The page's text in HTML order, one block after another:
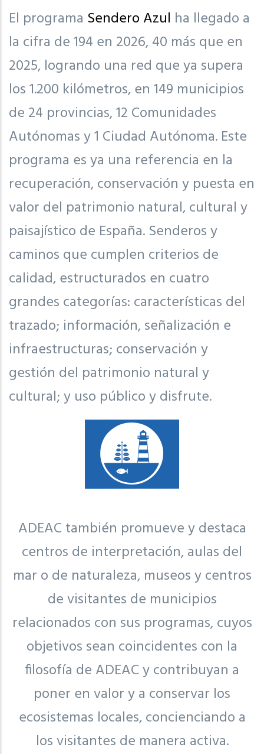
El programa Sendero Azul ha llegado a
la cifra de 194 en 2026, 40 más que en
2025, logrando una red que ya supera
los 1.200 kilómetros, en 149 municipios
de 24 provincias, 12 Comunidades
Autónomas y 1 Ciudad Autónoma. Este
programa es ya una referencia en la
recuperación, conservación y puesta en
valor del patrimonio natural, cultural y
paisajístico de España. Senderos y
caminos que cumplen criterios de
calidad, estructurados en cuatro
grandes categorías: características del
trazado; información, señalización e
infraestructuras; conservación y
gestión del patrimonio natural y
cultural; y uso público y disfrute.
ADEAC también promueve y destaca
centros de interpretación, aulas del
mar o de naturaleza, museos y centros
de visitantes de municipios
relacionados con sus programas, cuyos
objetivos sean coincidentes con la
filosofía de ADEAC y contribuyan a
poner en valor y a conservar los
ecosistemas locales, concienciando a
los visitantes de manera activa.